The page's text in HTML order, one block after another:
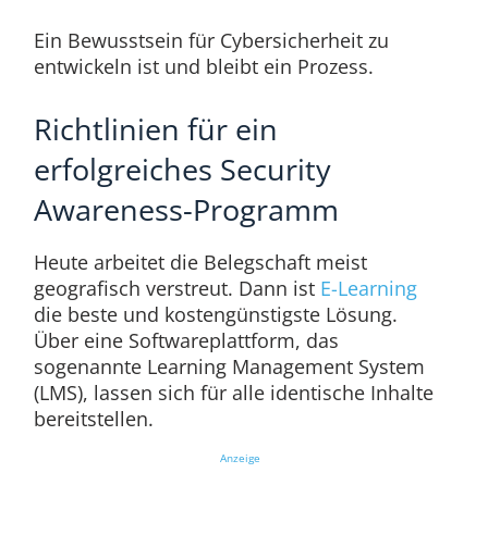
Ein Bewusstsein für Cybersicherheit zu
entwickeln ist und bleibt ein Prozess.
Richtlinien für ein
erfolgreiches Security
Awareness-Programm
Heute arbeitet die Belegschaft meist
geografisch verstreut. Dann ist E-Learning
die beste und kostengünstigste Lösung.
Über eine Softwareplattform, das
sogenannte Learning Management System
(LMS), lassen sich für alle identische Inhalte
bereitstellen.
Anzeige